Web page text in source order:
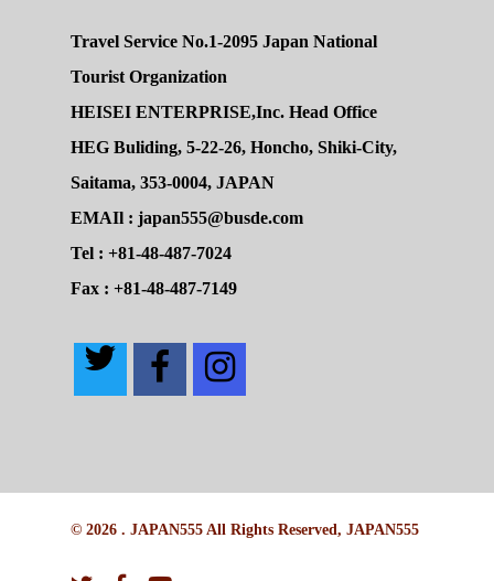
Travel Service No.1-2095 Japan National
Tourist Organization
HEISEI ENTERPRISE,Inc. Head Office
HEG Buliding, 5-22-26, Honcho, Shiki-City,
Saitama, 353-0004, JAPAN
EMAIl : japan555@busde.com
Tel : +81-48-487-7024
Fax : +81-48-487-7149
© 2026 . JAPAN555 All Rights Reserved, JAPAN555